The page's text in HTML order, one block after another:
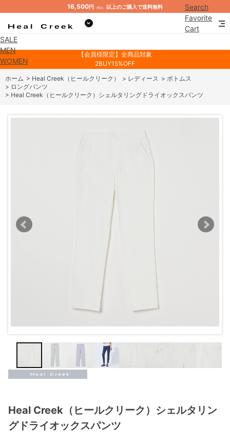
16,500円 （税込） 以上のご購入で送料無料
Search
Favorite
Cart
SALE
MEN
WOMEN
【会員様限定】全商品対象
2BUY15%OFF
ホーム > Heal Creek（ヒールクリーク） > レディース > ボトムス
> ロングパンツ
> Heal Creek（ヒールクリーク）シェルタリングドライオックスパンツ
Heal Creek（ヒールクリーク）シェルタリン
グドライオックスパンツ